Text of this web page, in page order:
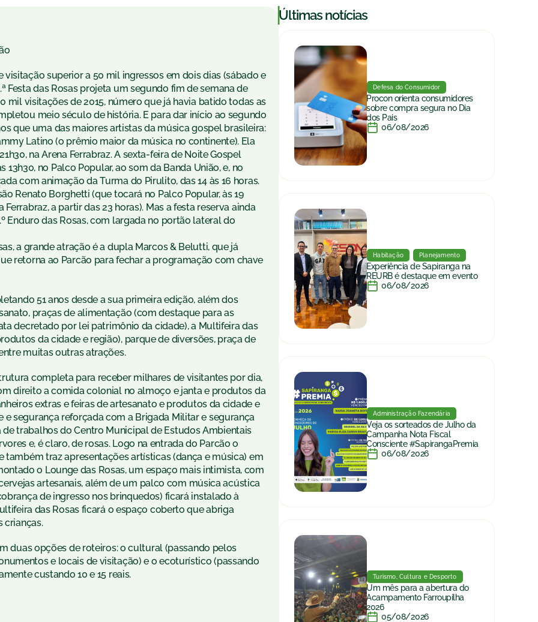
superior a 50 mil ingressos em dois dias (sábado e
Festa das Rosas projeta um segundo fim de semana de
visitações de 2015, número que já havia batido todas as
meio século de história. E para dar início ao segundo
que uma das maiores artistas da música gospel brasileira:
Latino (o prêmio maior da música no continente). Ela
na Arena Ferrabraz. A sexta-feira de Noite Gospel
no Palco Popular, ao som da Banda União, e, no
com animação da Turma do Pirulito, das 14 às 16 horas.
Renato Borghetti (que tocará no Palco Popular, às 19
a partir das 23 horas). Mas a festa reserva ainda
Enduro das Rosas, com largada no portão lateral do
a grande atração é a dupla Marcos & Belutti, que já
retorna ao Parcão para fechar a programação com chave
51 anos desde a sua primeira edição, além dos
praças de alimentação (com destaque para as
decretado por lei patrimônio da cidade), a Multifeira das
da cidade e região), parque de diversões, praça de
muitas outras atrações.
completa para receber milhares de visitantes por dia,
direito a comida colonial no almoço e janta e produtos da
extras e feiras de artesanato e produtos da cidade e
segurança reforçada com a Brigada Militar e segurança
trabalhos do Centro Municipal de Estudos Ambientais
e, é claro, de rosas. Logo na entrada do Parcão o
traz apresentações artísticas (dança e música) em
o Lounge das Rosas, um espaço mais intimista, com
artesanais, além de um palco com música acústica
de ingresso nos brinquedos) ficará instalado à
das Rosas ficará o espaço coberto que abriga
crianças.
duas opções de roteiros: o cultural (passando pelos
e locais de visitação) e o ecoturístico (passando
custando 10 e 15 reais.
|Últimas notícias
Defesa do Consumidor
Procon orienta consumidores
sobre compra segura no Dia
dos Pais
06/08/2026
Habitação Planejamento
Experiência de Sapiranga na
REURB é destaque em evento
06/08/2026
Administração Fazendária
Veja os sorteados de Julho da
Campanha Nota Fiscal
Consciente #SapirangaPremia
06/08/2026
Turismo, Cultura e Desporto
Um mês para a abertura do
Acampamento Farroupilha
2026
05/08/2026